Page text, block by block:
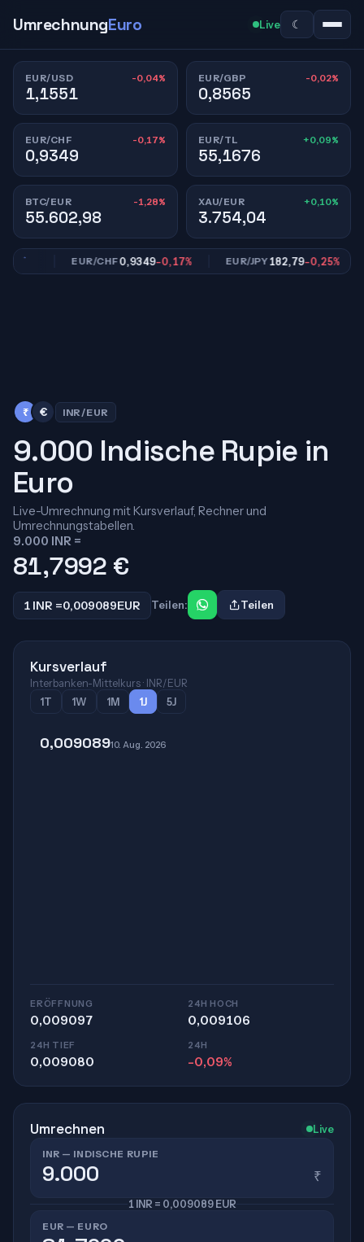
UmrechnungEuro Live ☾
EUR/USD -0,04%
1,1551
EUR/GBP -0,02%
0,8565
EUR/CHF -0,17%
0,9349
EUR/TL +0,09%
55,1676
BTC/EUR -1,28%
55.602,98
XAU/EUR +0,10%
3.754,04
EUR/CHF0,9349-0,17% EUR/JPY182,79-0,25%
₹ € INR/EUR
9.000 Indische Rupie in
Euro
Live-Umrechnung mit Kursverlauf, Rechner und
Umrechnungstabellen.
9.000 INR =
81,7992 €
1 INR =0,009089EUR Teilen: Teilen
Kursverlauf
Interbanken-Mittelkurs · INR/EUR
1T
1W 1M 1J 5J
0,00908910. Aug. 2026
ERÖFFNUNG
0,009097
24H HOCH
0,009106
24H TIEF
0,009080
24H
-0,09%
Umrechnen Live
INR — INDISCHE RUPIE
₹
1 INR = 0,009089 EUR
EUR — EURO